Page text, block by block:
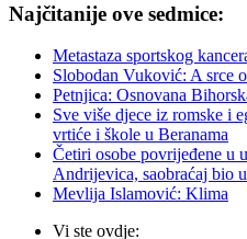
Najčitanije ove sedmice:
Metastaza sportskog
Slobodan Vuković: A srce
Petnjica: Osnovana
Sve više djece iz romske i
vrtiće i škole u Beranama
Četiri osobe povrijeđene u
Andrijevica, saobraćaj bio
Mevlija Islamović: Klima
Vi ste ovdje: